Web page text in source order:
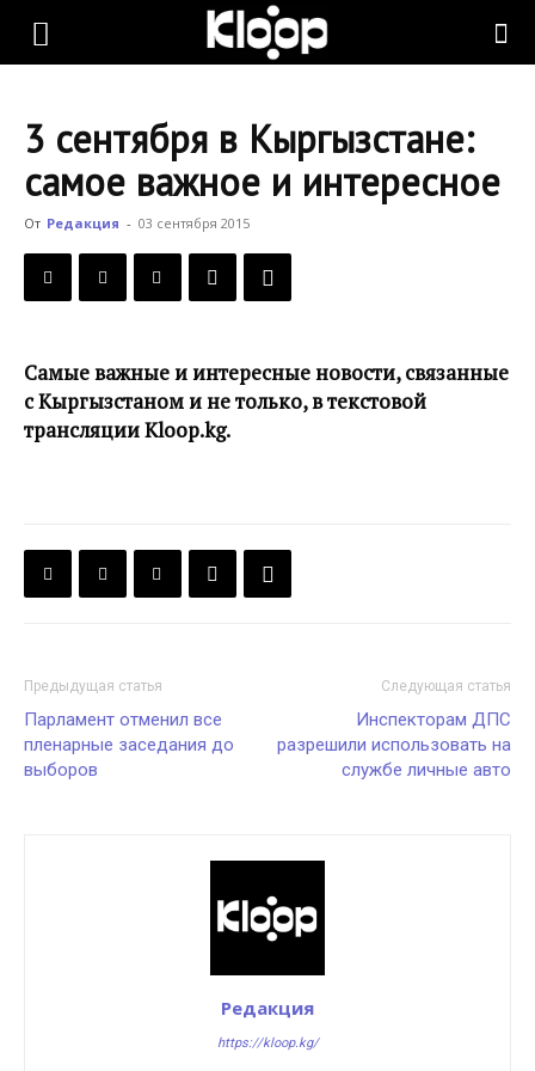
KLOOP.KG
Новости
3 сентября в Кыргызстане:
самое важное и интересное
От Редакция - 03 сентября 2015
Самые важные и интересные новости, связанные
с Кыргызстаном и не только, в текстовой
трансляции Kloop.kg.
Предыдущая статья
Парламент отменил все
пленарные заседания до
выборов
Следующая статья
Инспекторам ДПС
разрешили использовать на
службе личные авто
Редакция
https://kloop.kg/